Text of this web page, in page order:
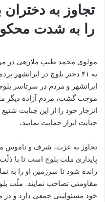
تجاوز به دختران
را به شدت
مولوی محمد طیب ملازهی در
به ۴۱ دختر بلوچ در
ایرانشهر و مردم در سرتاسر
موجب گشت، مردم آزاده دیگر
انزجار خود را از این جنایت شنیع
جنایت ابراز حمایت نمایند.
تجاوز به عزت، شرف و ناموس
پایداری ملت بلوچ است تا با
رانده شود تا سرزمین او را به
مقاومتی تصاحب نمایند. ملّت
خود مسئولیتی جمعی دارد و در